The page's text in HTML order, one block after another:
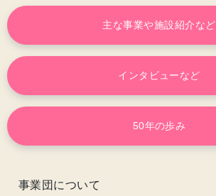
主な事業や施設紹介など
インタビューなど
50年の歩み
事業団について